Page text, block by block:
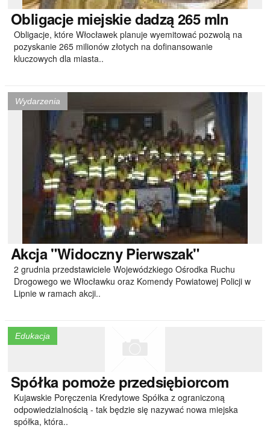
Obligacjemiejskie dadzą 265 mln
Obligacje, które Włocławek planuje wyemitować pozwolą na
pozyskanie 265 milionów złotych na dofinansowanie
kluczowych dla miasta..
Wydarzenia
Akcja"Widoczny Pierwszak"
2 grudnia przedstawiciele Wojewódzkiego Ośrodka Ruchu
Drogowego we Włocławku oraz Komendy Powiatowej Policji w
Lipnie w ramach akcji..
Edukacja
Spółkapomoże przedsiębiorcom
Kujawskie Poręczenia Kredytowe Spółka z ograniczoną
odpowiedzialnością - tak będzie się nazywać nowa miejska
spółka, która..